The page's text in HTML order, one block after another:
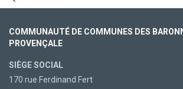
COMMUNAUTÉ DE COMMUNES DES
PROVENÇALE
SIÈGE SOCIAL
170 rue Ferdinand Fert